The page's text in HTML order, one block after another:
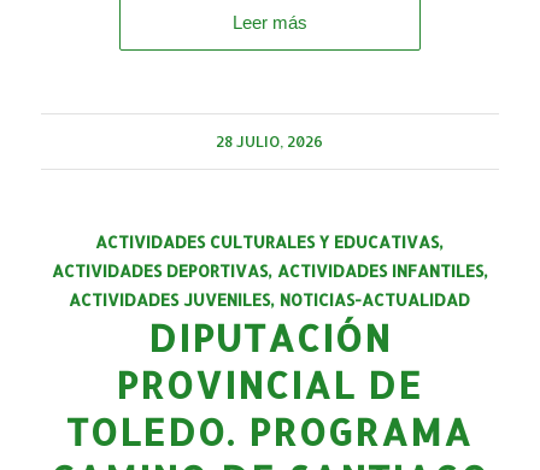
Leer más
28 JULIO, 2026
ACTIVIDADES CULTURALES Y EDUCATIVAS,
ACTIVIDADES DEPORTIVAS, ACTIVIDADES INFANTILES,
ACTIVIDADES JUVENILES, NOTICIAS-ACTUALIDAD
DIPUTACIÓN
PROVINCIAL DE
TOLEDO. PROGRAMA